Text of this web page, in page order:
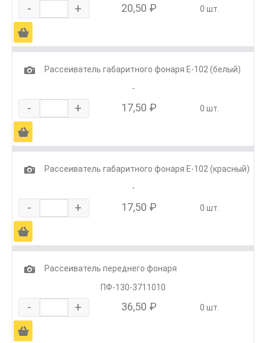
- + 20,50 ₽ 0 шт.
Ä
1
Рассеиватель габаритного фонаря Е-102 (белый)
-
- + 17,50 ₽ 0 шт.
Ä
1
Рассеиватель габаритного фонаря Е-102 (красный)
-
- + 17,50 ₽ 0 шт.
Ä
1
Рассеиватель переднего фонаря
ПФ-130-3711010
- + 36,50 ₽ 0 шт.
Ä